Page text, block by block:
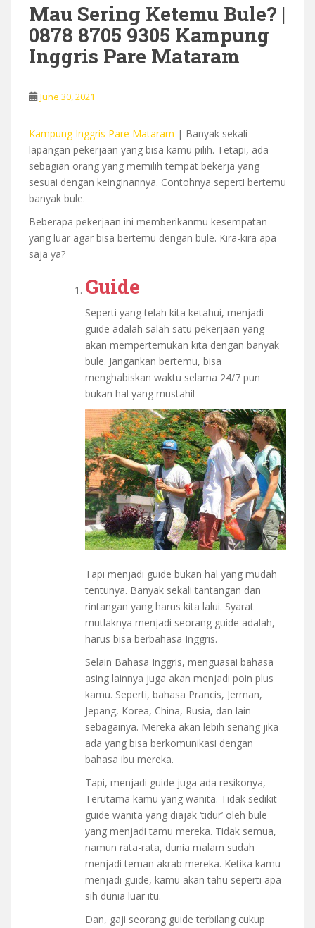
Mau Sering Ketemu Bule? |
0878 8705 9305 Kampung
Inggris Pare Mataram
June 30, 2021
Kampung Inggris Pare Mataram | Banyak sekali
lapangan pekerjaan yang bisa kamu pilih. Tetapi, ada
sebagian orang yang memilih tempat bekerja yang
sesuai dengan keinginannya. Contohnya seperti bertemu
banyak bule.
Beberapa pekerjaan ini memberikanmu kesempatan
yang luar agar bisa bertemu dengan bule. Kira-kira apa
saja ya?
Guide
Seperti yang telah kita ketahui, menjadi
guide adalah salah satu pekerjaan yang
akan mempertemukan kita dengan banyak
bule. Jangankan bertemu, bisa
menghabiskan waktu selama 24/7 pun
bukan hal yang mustahil
Tapi menjadi guide bukan hal yang mudah
tentunya. Banyak sekali tantangan dan
rintangan yang harus kita lalui. Syarat
mutlaknya menjadi seorang guide adalah,
harus bisa berbahasa Inggris.
Selain Bahasa Inggris, menguasai bahasa
asing lainnya juga akan menjadi poin plus
kamu. Seperti, bahasa Prancis, Jerman,
Jepang, Korea, China, Rusia, dan lain
sebagainya. Mereka akan lebih senang jika
ada yang bisa berkomunikasi dengan
bahasa ibu mereka.
Tapi, menjadi guide juga ada resikonya,
Terutama kamu yang wanita. Tidak sedikit
guide wanita yang diajak ‘tidur’ oleh bule
yang menjadi tamu mereka. Tidak semua,
namun rata-rata, dunia malam sudah
menjadi teman akrab mereka. Ketika kamu
menjadi guide, kamu akan tahu seperti apa
sih dunia luar itu.
Dan, gaji seorang guide terbilang cukup